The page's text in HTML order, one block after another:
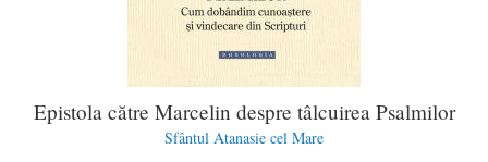
Epistola către Marcelin despre tâlcuirea Psalmilor
Sfântul Atanasie cel Mare